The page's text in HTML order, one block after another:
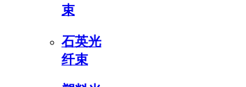
束
石英光
纤束